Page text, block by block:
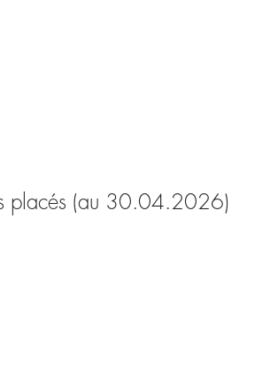
placés (au 30.04.2026)